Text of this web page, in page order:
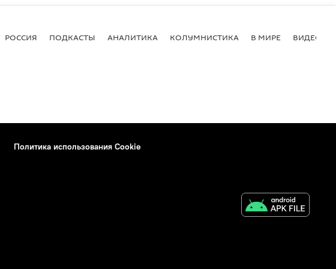
РОССИЯ ПОДКАСТЫ АНАЛИТИКА КОЛУМНИСТИКА В МИРЕ ВИДЕО
Политика использования Cookie